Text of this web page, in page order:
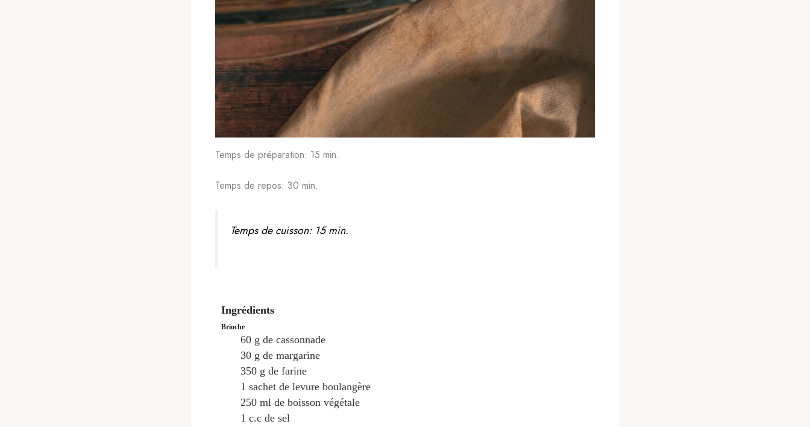
Temps de préparation: 15 min.
Temps de repos: 30 min.
Temps de cuisson: 15 min.
Ingrédients
Brioche
60 g de cassonnade
30 g de margarine
350 g de farine
1 sachet de levure boulangère
250 ml de boisson végétale
1 c.c de sel